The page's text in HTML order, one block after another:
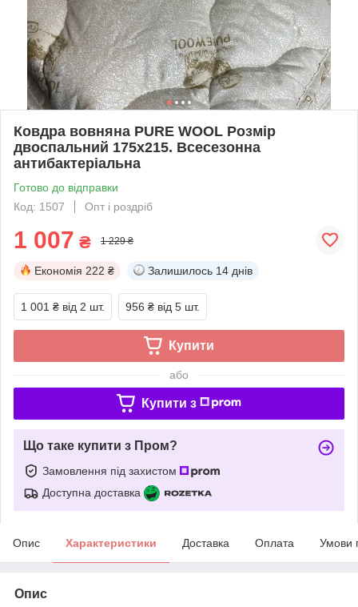
Ковдра вовняна PURE WOOL Розмір
двоспальний 175x215. Всесезонна
антибактеріальна
Готово до відправки
Код: 1507
Опт і роздріб
1 007 ₴ 1 229 ₴
Економія 222 ₴ Залишилось 14 днів
1 001 ₴ від 2 шт. 956 ₴ від 5 шт.
Купити
або
Купити з
Що таке купити з Пром?
Замовлення під захистом
Доступна доставка
Опис Характеристики Доставка Оплата Умови
Опис